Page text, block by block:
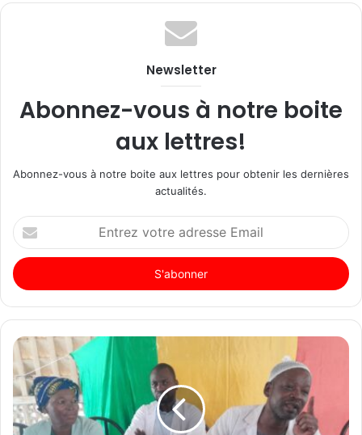
Newsletter
Abonnez-vous à notre boite
aux lettres!
Abonnez-vous à notre boite aux lettres pour obtenir les dernières
actualités.
Entrez
votre
adresse
Email